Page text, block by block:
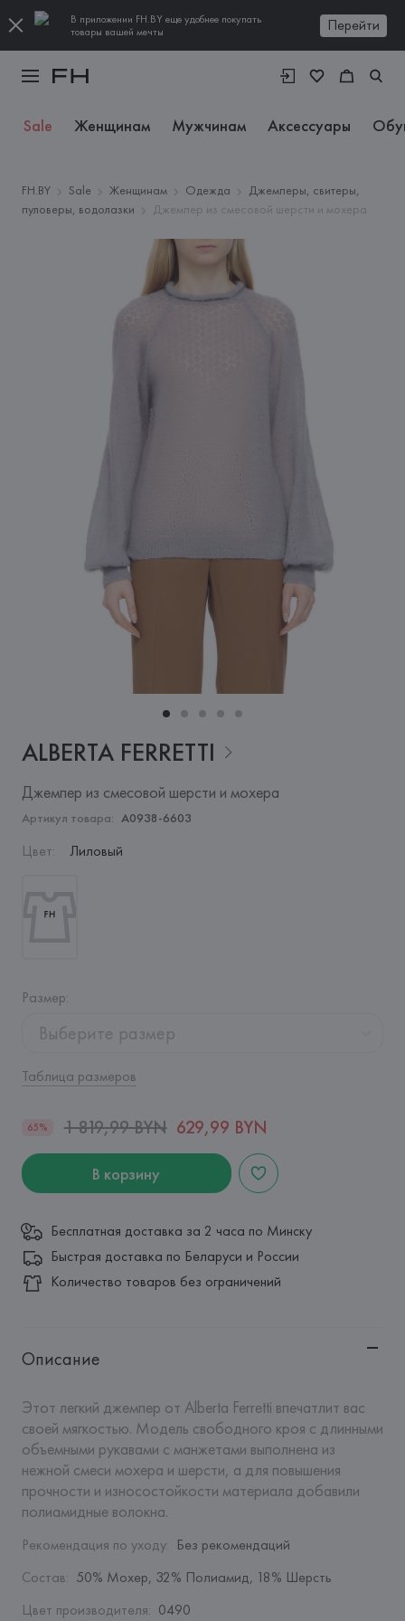
В приложении FH.BY еще удобнее покупать
товары вашей мечты
Перейти
Sale Женщинам Мужчинам Аксессуары
FH.BY Sale Женщинам Одежда
Джемперы, свитеры,
пуловеры, водолазки
Джемпер из смесовой шерсти и мохера
ALBERTA FERRETTI
Джемпер из смесовой шерсти и мохера
Артикул товара: A0938-6603
Цвет: Лиловый
Размер:
Выберите размер
Таблица размеров
65% 1 819,99 BYN 629,99 BYN
В корзину
Бесплатная доставка за 2 часа по Минску
Быстрая доставка по Беларуси и России
Количество товаров без ограничений
Описание
Этот легкий джемпер от Alberta Ferretti впечатлит вас
своей мягкостью. Модель свободного кроя с длинными
объемными рукавами с манжетами выполнена из
нежной смеси мохера и шерсти, а для повышения
прочности и износостойкости материала добавили
полиамидные волокна.
Рекомендация по уходу: Без рекомендаций
Состав: 50% Мохер, 32% Полиамид, 18% Шерсть
Цвет производителя: 0490